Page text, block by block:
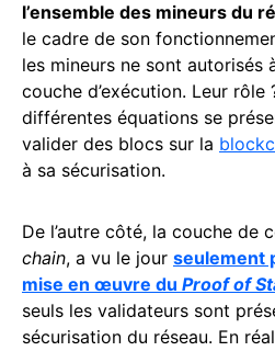
l’ensemble des mineurs du
le cadre de son
les mineurs ne sont autorisés
couche d’exécution. Leur rôle
différentes équations se
valider des blocs sur la
à sa sécurisation.
De l’autre côté, la couche de
chain, a vu le jour seulement
mise en œuvre du Proof of
seuls les validateurs sont
sécurisation du réseau. En